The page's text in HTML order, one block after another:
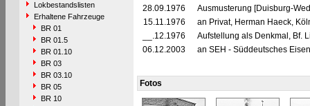
Lokbestandslisten
Erhaltene Fahrzeuge
BR 01
BR 01.5
BR 01.10
BR 03
BR 03.10
BR 05
BR 10
28.09.1976
Ausmusterung [Duisburg-
15.11.1976
an Privat, Herman Haeck,
__.12.1976
Aufstellung als Denkmal, Bf.
06.12.2003
an SEH - Süddeutsches
Fotos